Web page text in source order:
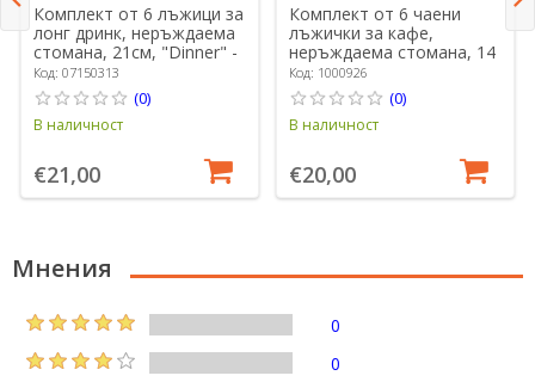
Комплект от 6 лъжици за
лонг дринк, неръждаема
стомана, 21см, "Dinner" -
Zwilling
Код: 07150313
(0)
В наличност
€21,00
Комплект от 6 чаени
лъжички за кафе,
неръждаема стомана, 14
см, "Dinner" - Zwilling
Код: 1000926
(0)
В наличност
€20,00
Мнения
0
0